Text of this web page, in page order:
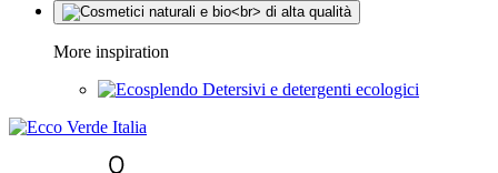
More inspiration
Detersivi e detergenti ecologici